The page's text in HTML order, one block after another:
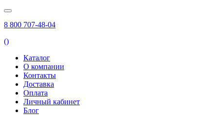
8 800 707-48-04
()
Каталог
О компании
Контакты
Доставка
Оплата
Личный кабинет
Блог